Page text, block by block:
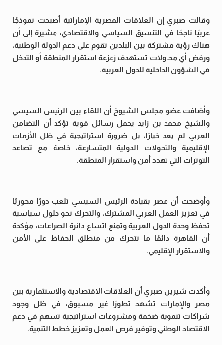
وقالت صبري إن العلاقات المصرية الإماراتية أصبحت نموذجًا
عربيًا ناجحًا في التنسيق السياسي والاقتصادي، مشيرة إلى أن
هناك رؤية مشتركة بين البلدين تقوم على دعم الدولة الوطنية،
ورفض أي محاولات تستهدف زعزعة استقرار المنطقة أو التدخل
في الشؤون الداخلية للدول العربية.
وأضافت عضو مجلس الشيوخ أن اللقاء بين الرئيس السيسي
والشيخ محمد بن زايد يحمل رسائل قوية تؤكد أن التضامن
العربي لم يعد خيارًا، بل ضرورة استراتيجية في ظل الأزمات
الإقليمية والتحولات الدولية المتسارعة، خاصة مع تصاعد
التوترات التي تهدد أمن واستقرار المنطقة.
وأوضحت أن مصر بقيادة الرئيس السيسي تلعب دورًا محوريًا
في تعزيز العمل العربي المشترك، والتحرك نحو حلول سياسية
تحفظ وحدة الدول العربية وتمنع اتساع دائرة الصراعات، مؤكدة
أن القاهرة دائمًا ما تتحرك من منطلق الحفاظ على الأمن
والاستقرار الإقليمي.
وأكدت شيرين صبري أن العلاقات الاقتصادية والاستثمارية بين
مصر والإمارات تشهد تطورًا غير مسبوق، في ظل وجود
شراكات تنموية ضخمة ومشروعات استراتيجية تسهم في دعم
الاقتصاد الوطني وتوفير فرص العمل وتعزيز خطط التنمية.